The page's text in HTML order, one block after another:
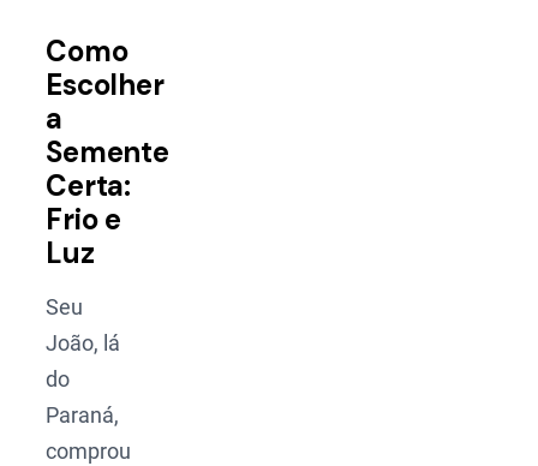
Como
Escolher
a
Semente
Certa:
Frio e
Luz
Seu
João, lá
do
Paraná,
comprou